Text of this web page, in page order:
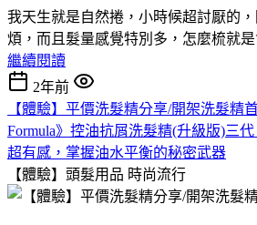
我天生就是自然捲，小時候超討厭的
煩，而且髮量感覺特別多，怎麼梳就
繼續閱讀
2年前
【體驗】平價洗髮精分享/開架洗髮精
Formula》控油抗屑洗髮精(升級版)三
超有感，掌握油水平衡的秘密武器
【體驗】頭髮用品 時尚流行